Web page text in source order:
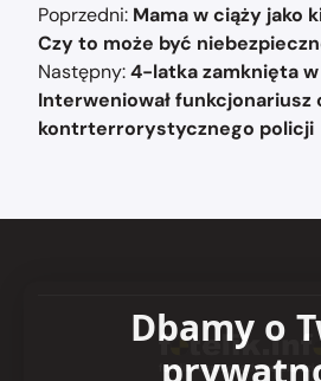
Nawigacja
wpisu
Poprzedni: Mama w ciąży jako
Czy to może być
Następny:4-latka zamknięta
Interweniował funkcjonariusz
kontrterrorystycznego policji
Dbamy o